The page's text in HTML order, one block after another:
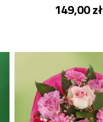
149,00 zł